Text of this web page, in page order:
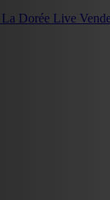
La Dorée Live